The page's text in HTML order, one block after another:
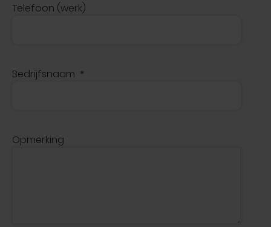
Telefoon (werk)
Bedrijfsnaam
Opmerking